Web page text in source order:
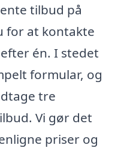
tilbud på
for at kontakte
én. I stedet
formular, og
tre
Vi gør det
priser og